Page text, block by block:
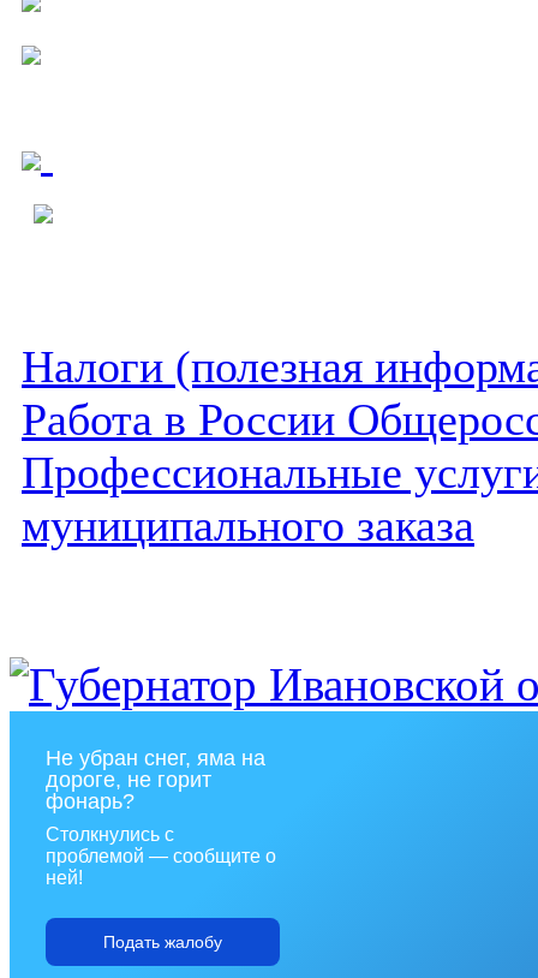
Налоги (полезная
Работа в России
Профессиональные
муниципального заказа
Не убран снег, яма на
дороге, не горит
фонарь?
Столкнулись с
проблемой — сообщите о
ней!
Подать жалобу